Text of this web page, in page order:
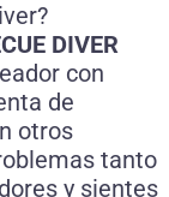
DIVER
con
de
otros
tanto
y sientes